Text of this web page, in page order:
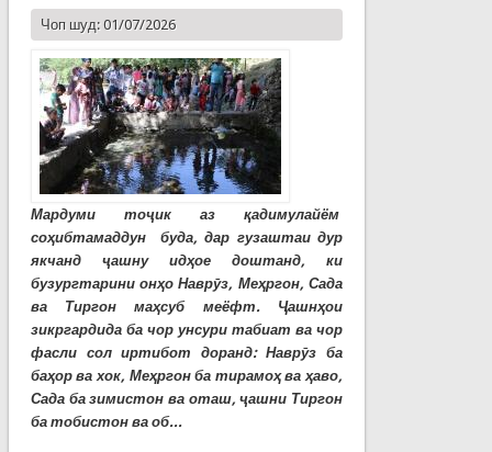
Чоп шуд: 01/07/2026
Мардуми тоҷик аз қадимулайём
соҳибтамаддун буда, дар гузаштаи дур
якчанд ҷашну идҳое доштанд, ки
бузургтарини онҳо Наврӯз, Меҳргон, Сада
ва Тиргон маҳсуб меёфт. Ҷашнҳои
зикргардида ба чор унсури табиат ва чор
фасли сол иртибот доранд: Наврӯз ба
баҳор ва хок, Меҳргон ба тирамоҳ ва ҳаво,
Сада ба зимистон ва оташ, ҷашни Тиргон
ба тобистон ва об...